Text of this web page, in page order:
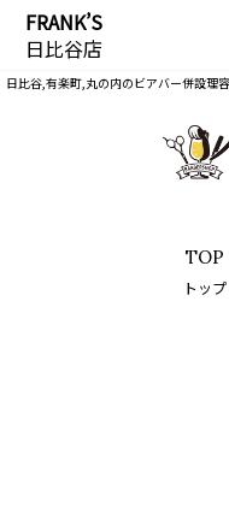
FRANK’S
日比谷店
日比谷,有楽町,丸の内のビアバー併設理
TOP
トップ